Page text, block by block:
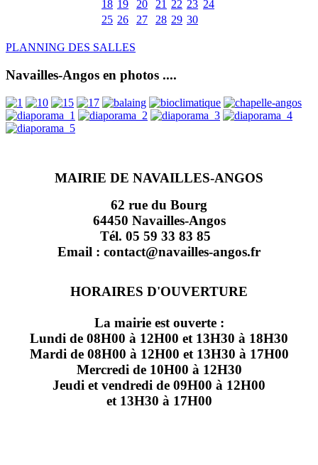
18 19 20 21 22 23 24
25 26 27 28 29 30
PLANNING DES SALLES
Navailles-Angos en photos ....
MAIRIE DE NAVAILLES-ANGOS
62 rue du Bourg
64450 Navailles-Angos
Tél. 05 59 33 83 85
Email : contact@navailles-angos.fr
HORAIRES D'OUVERTURE
La mairie est ouverte :
Lundi de 08H00 à 12H00 et 13H30 à 18H30
Mardi de 08H00 à 12H00 et 13H30 à 17H00
Mercredi de 10H00 à 12H30
Jeudi et vendredi de 09H00 à 12H00
et 13H30 à 17H00